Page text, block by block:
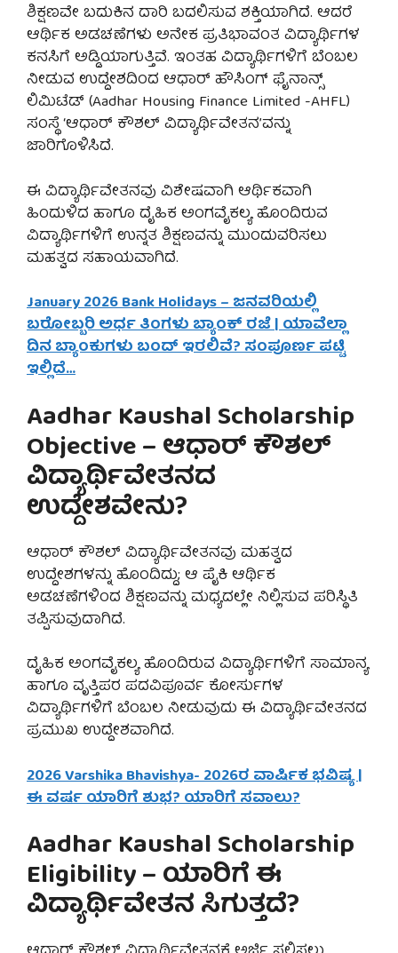
ಶಿಕ್ಷಣವೇ ಬದುಕಿನ ದಾರಿ ಬದಲಿಸುವ ಶಕ್ತಿಯಾಗಿದೆ. ಆದರೆ
ಆರ್ಥಿಕ ಅಡಚಣೆಗಳು ಅನೇಕ ಪ್ರತಿಭಾವಂತ ವಿದ್ಯಾರ್ಥಿಗಳ
ಕನಸಿಗೆ ಅಡ್ಡಿಯಾಗುತ್ತಿವೆ. ಇಂತಹ ವಿದ್ಯಾರ್ಥಿಗಳಿಗೆ ಬೆಂಬಲ
ನೀಡುವ ಉದ್ದೇಶದಿಂದ ಆಧಾರ್ ಹೌಸಿಂಗ್ ಫೈನಾನ್ಸ್
ಲಿಮಿಟೆಡ್ (Aadhar Housing Finance Limited -AHFL)
ಸಂಸ್ಥೆ ‘ಆಧಾರ್ ಕೌಶಲ್ ವಿದ್ಯಾರ್ಥಿವೇತನ’ವನ್ನು
ಜಾರಿಗೊಳಿಸಿದೆ.
ಈ ವಿದ್ಯಾರ್ಥಿವೇತನವು ವಿಶೇಷವಾಗಿ ಆರ್ಥಿಕವಾಗಿ
ಹಿಂದುಳಿದ ಹಾಗೂ ದೈಹಿಕ ಅಂಗವೈಕಲ್ಯ ಹೊಂದಿರುವ
ವಿದ್ಯಾರ್ಥಿಗಳಿಗೆ ಉನ್ನತ ಶಿಕ್ಷಣವನ್ನು ಮುಂದುವರಿಸಲು
ಮಹತ್ವದ ಸಹಾಯವಾಗಿದೆ.
January 2026 Bank Holidays – ಜನವರಿಯಲ್ಲಿ
ಬರೋಬ್ಬರಿ ಅರ್ಧ ತಿಂಗಳು ಬ್ಯಾಂಕ್ ರಜೆ | ಯಾವೆಲ್ಲಾ
ದಿನ ಬ್ಯಾಂಕುಗಳು ಬಂದ್ ಇರಲಿವೆ? ಸಂಪೂರ್ಣ ಪಟ್ಟಿ
ಇಲ್ಲಿದೆ…
Aadhar Kaushal Scholarship
Objective – ಆಧಾರ್ ಕೌಶಲ್
ವಿದ್ಯಾರ್ಥಿವೇತನದ
ಉದ್ದೇಶವೇನು?
ಆಧಾರ್ ಕೌಶಲ್ ವಿದ್ಯಾರ್ಥಿವೇತನವು ಮಹತ್ವದ
ಉದ್ದೇಶಗಳನ್ನು ಹೊಂದಿದ್ದು; ಆ ಪೈಕಿ ಆರ್ಥಿಕ
ಅಡಚಣೆಗಳಿಂದ ಶಿಕ್ಷಣವನ್ನು ಮಧ್ಯದಲ್ಲೇ ನಿಲ್ಲಿಸುವ ಪರಿಸ್ಥಿತಿ
ತಪ್ಪಿಸುವುದಾಗಿದೆ.
ದೈಹಿಕ ಅಂಗವೈಕಲ್ಯ ಹೊಂದಿರುವ ವಿದ್ಯಾರ್ಥಿಗಳಿಗೆ ಸಾಮಾನ್ಯ
ಹಾಗೂ ವೃತ್ತಿಪರ ಪದವಿಪೂರ್ವ ಕೋರ್ಸುಗಳ
ವಿದ್ಯಾರ್ಥಿಗಳಿಗೆ ಬೆಂಬಲ ನೀಡುವುದು ಈ ವಿದ್ಯಾರ್ಥಿವೇತನದ
ಪ್ರಮುಖ ಉದ್ದೇಶವಾಗಿದೆ.
2026 Varshika Bhavishya- 2026ರ ವಾರ್ಷಿಕ ಭವಿಷ್ಯ |
ಈ ವರ್ಷ ಯಾರಿಗೆ ಶುಭ? ಯಾರಿಗೆ ಸವಾಲು?
Aadhar Kaushal Scholarship
Eligibility – ಯಾರಿಗೆ ಈ
ವಿದ್ಯಾರ್ಥಿವೇತನ ಸಿಗುತ್ತದೆ?